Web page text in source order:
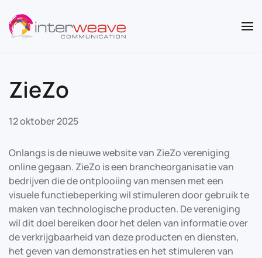
Overslaan en naar de inhoud gaan
ZieZo
12 oktober 2025
Onlangs is de nieuwe website van ZieZo vereniging
online gegaan. ZieZo is een brancheorganisatie van
bedrijven die de ontplooiing van mensen met een
visuele functiebeperking wil stimuleren door gebruik te
maken van technologische producten. De vereniging
wil dit doel bereiken door het delen van informatie over
de verkrijgbaarheid van deze producten en diensten,
het geven van demonstraties en het stimuleren van